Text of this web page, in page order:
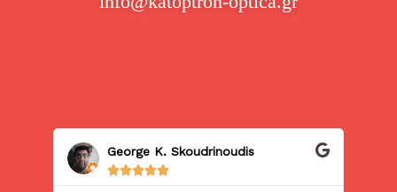
George K. Skoudrinoudis
